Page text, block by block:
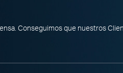
Conseguimos que nuestros